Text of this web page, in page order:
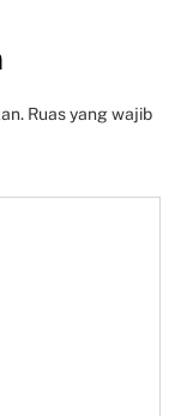
Ruas yang wajib